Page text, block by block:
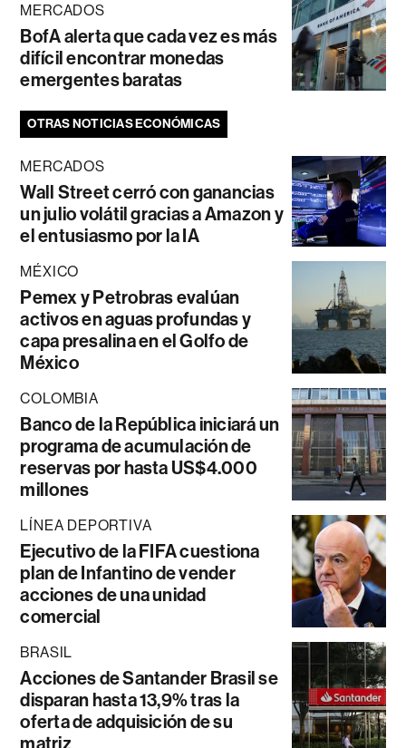
MERCADOS
BofA alerta que cada vez es más
difícil encontrar monedas
emergentes baratas
OTRAS NOTICIAS ECONÓMICAS
MERCADOS
Wall Street cerró con ganancias
un julio volátil gracias a Amazon y
el entusiasmo por la IA
MÉXICO
Pemex y Petrobras evalúan
activos en aguas profundas y
capa presalina en el Golfo de
México
COLOMBIA
Banco de la República iniciará un
programa de acumulación de
reservas por hasta US$4.000
millones
LÍNEA DEPORTIVA
Ejecutivo de la FIFA cuestiona
plan de Infantino de vender
acciones de una unidad
comercial
BRASIL
Acciones de Santander Brasil se
disparan hasta 13,9% tras la
oferta de adquisición de su
matriz